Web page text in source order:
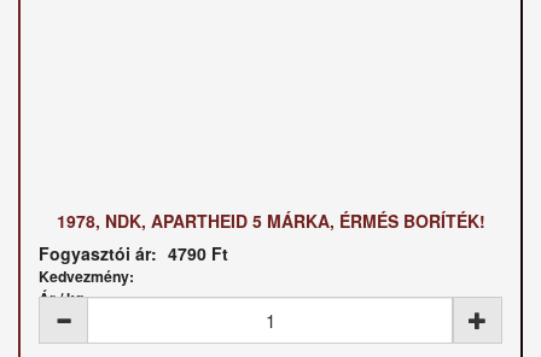
1978, NDK, APARTHEID 5 MÁRKA, ÉRMÉS BORÍTÉK!
Fogyasztói ár: 4790 Ft
Kedvezmény:
Ár / kg: